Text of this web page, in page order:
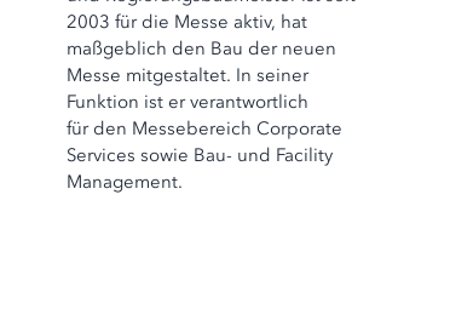
2003 für die Messe aktiv, hat
maßgeblich den Bau der neuen
Messe mitgestaltet. In seiner
Funktion ist er verantwortlich
für den Messebereich Corporate
Services sowie Bau- und Facility
Management.